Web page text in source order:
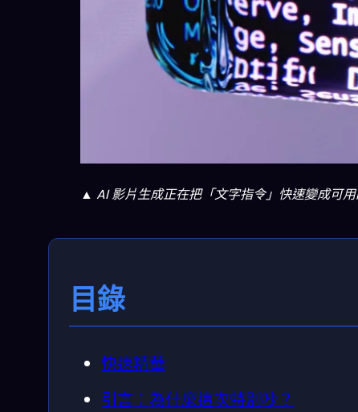
▲ AI 影片生成正在把「文字指令」快速變成可
目錄
快速精華
引言：為什麼這次特別吵？